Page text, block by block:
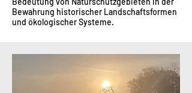
Bewahrung historischer Landschaftsformen
und ökologischer Systeme.